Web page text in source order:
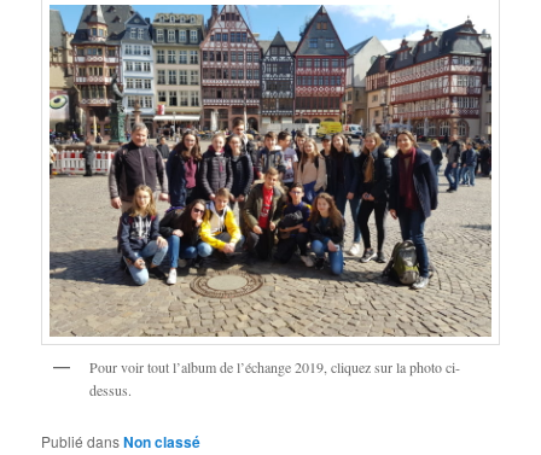
Pour voir tout l’album de l’échange 2019, cliquez sur la photo ci-
dessus.
Publié dansNon classé